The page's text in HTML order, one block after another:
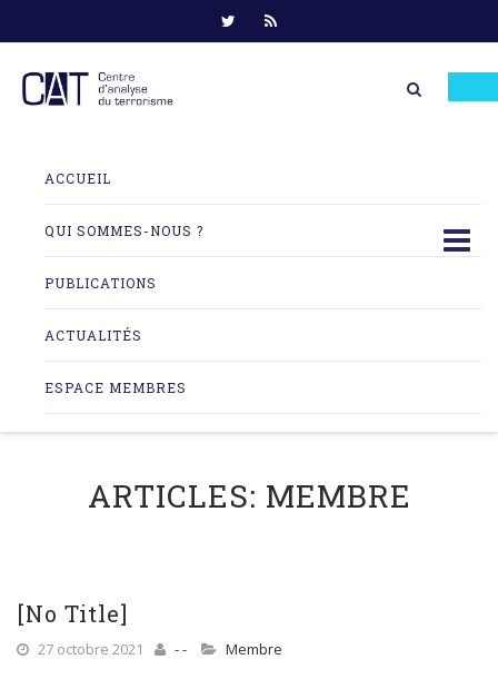
content
ACCUEIL
QUI SOMMES-NOUS ?
PUBLICATIONS
ACTUALITÉS
ESPACE MEMBRES
ARTICLES: MEMBRE
[No Title]
27 octobre 2021 - - Membre